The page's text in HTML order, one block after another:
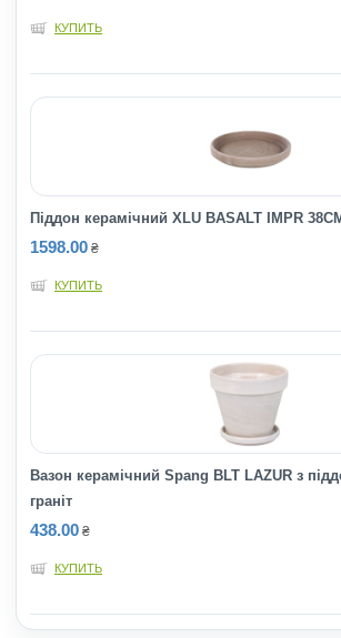
КУПИТЬ
Піддон керамічний XLU BASALT IMPR
1598.00 ₴
КУПИТЬ
Вазон керамічний Spang BLT LAZUR з
граніт
438.00 ₴
КУПИТЬ